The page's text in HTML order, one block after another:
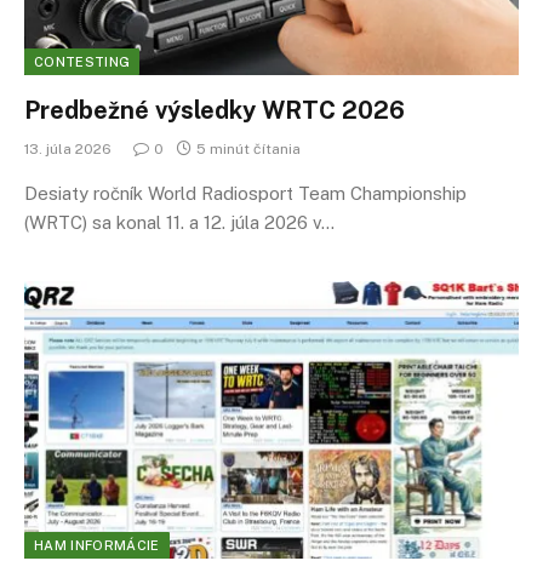
CONTESTING
Predbežné výsledky WRTC 2026
13. júla 2026 0 5 minút čítania
Desiaty ročník World Radiosport Team Championship
(WRTC) sa konal 11. a 12. júla 2026 v…
HAM INFORMÁCIE